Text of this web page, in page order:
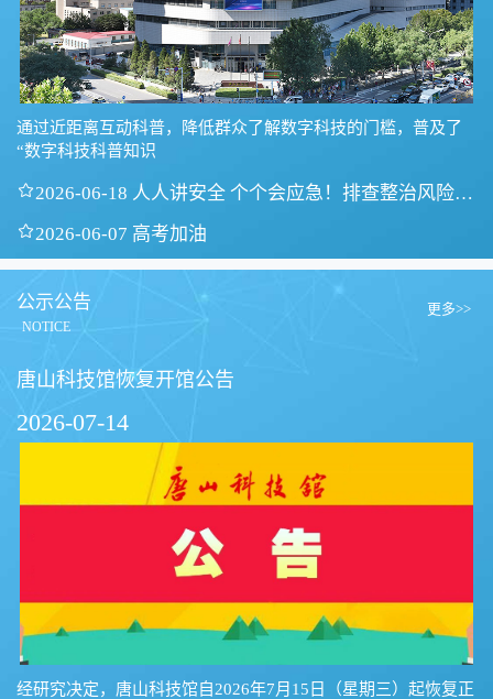
通过近距离互动科普，降低群众了解数字科技的门槛，普及了
“数字科技科普知识
2026-06-18 人人讲安全 个个会应急！排查整治风险隐
2026-06-07 高考加油
公示公告
NOTICE
更多>>
唐山科技馆恢复开馆公告
2026-07-14
经研究决定，唐山科技馆自2026年7月15日（星期三）起恢复正